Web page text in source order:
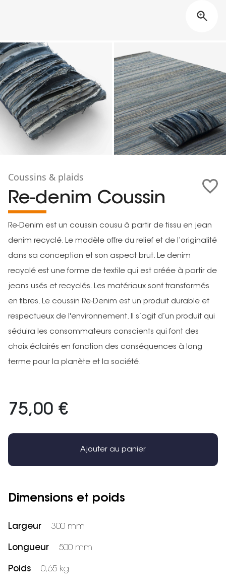
Coussins & plaids
Re-denim Coussin
Re-Denim est un coussin cousu à partir de tissu en jean
denim recyclé. Le modèle offre du relief et de l’originalité
dans sa conception et son aspect brut. Le denim
recyclé est une forme de textile qui est créée à partir de
jeans usés et recyclés. Les matériaux sont transformés
en fibres. Le coussin Re-Denim est un produit durable et
respectueux de l'environnement. Il s’agit d’un produit qui
séduira les consommateurs conscients qui font des
choix éclairés en fonction des conséquences à long
terme pour la planète et la société.
75,00 €
Ajouter au panier
Dimensions et poids
Largeur 300 mm
Longueur 500 mm
Poids 0,65 kg